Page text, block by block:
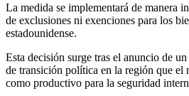
La medida se implementará de manera
de exclusiones ni exenciones para los
estadounidense.
Esta decisión surge tras el anuncio de
de transición política en la región que el
como productivo para la seguridad